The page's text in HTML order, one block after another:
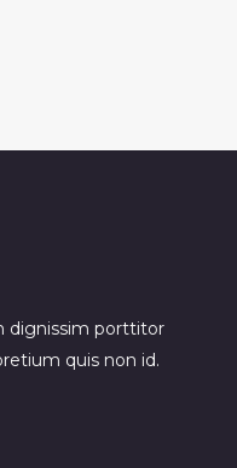
dignissim porttitor
quis non id.